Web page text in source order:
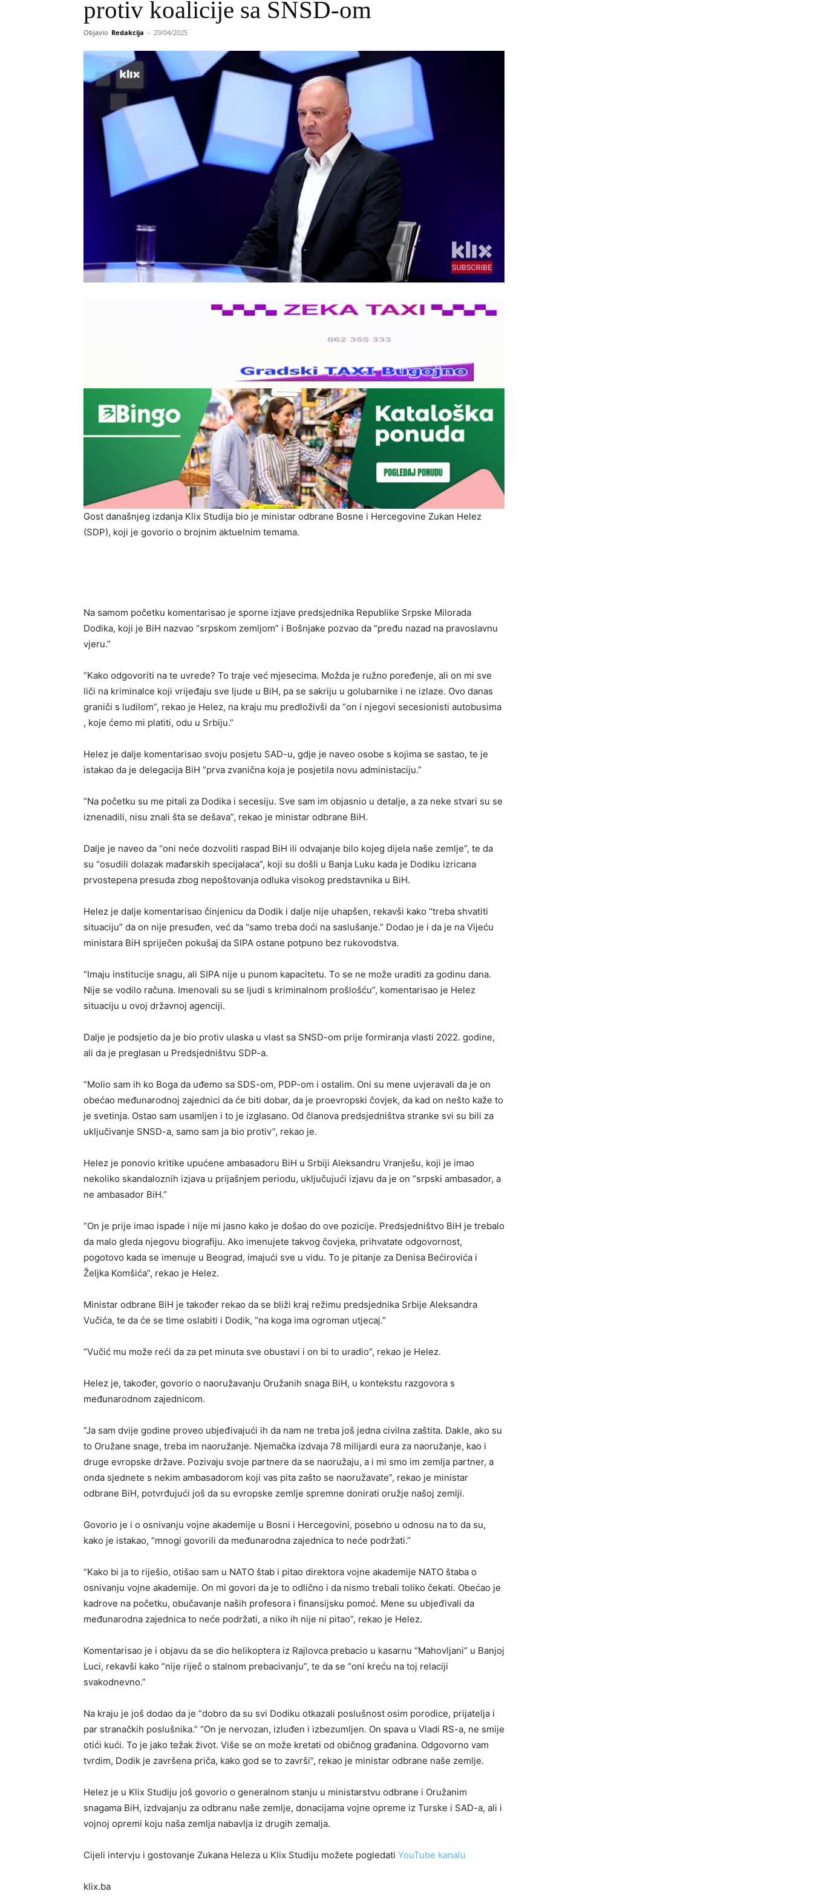
protiv koalicije sa SNSD-om
Objavio Redakcija - 29/04/2025
Gost današnjeg izdanja Klix Studija bio je ministar odbrane Bosne i Hercegovine Zukan Helez
(SDP), koji je govorio o brojnim aktuelnim temama.
Na samom početku komentarisao je sporne izjave predsjednika Republike Srpske Milorada
Dodika, koji je BiH nazvao “srpskom zemljom” i Bošnjake pozvao da “pređu nazad na pravoslavnu
vjeru.”
“Kako odgovoriti na te uvrede? To traje već mjesecima. Možda je ružno poređenje, ali on mi sve
liči na kriminalce koji vrijeđaju sve ljude u BiH, pa se sakriju u golubarnike i ne izlaze. Ovo danas
graniči s ludilom”, rekao je Helez, na kraju mu predloživši da “on i njegovi secesionisti autobusima
, koje ćemo mi platiti, odu u Srbiju.”
Helez je dalje komentarisao svoju posjetu SAD-u, gdje je naveo osobe s kojima se sastao, te je
istakao da je delegacija BiH “prva zvanična koja je posjetila novu administaciju.”
“Na početku su me pitali za Dodika i secesiju. Sve sam im objasnio u detalje, a za neke stvari su se
iznenadili, nisu znali šta se dešava”, rekao je ministar odbrane BiH.
Dalje je naveo da “oni neće dozvoliti raspad BiH ili odvajanje bilo kojeg dijela naše zemlje”, te da
su “osudili dolazak mađarskih specijalaca”, koji su došli u Banja Luku kada je Dodiku izricana
prvostepena presuda zbog nepoštovanja odluka visokog predstavnika u BiH.
Helez je dalje komentarisao činjenicu da Dodik i dalje nije uhapšen, rekavši kako “treba shvatiti
situaciju” da on nije presuđen, već da “samo treba doći na saslušanje.” Dodao je i da je na Vijeću
ministara BiH spriječen pokušaj da SIPA ostane potpuno bez rukovodstva.
“Imaju institucije snagu, ali SIPA nije u punom kapacitetu. To se ne može uraditi za godinu dana.
Nije se vodilo računa. Imenovali su se ljudi s kriminalnom prošlošću”, komentarisao je Helez
situaciju u ovoj državnoj agenciji.
Dalje je podsjetio da je bio protiv ulaska u vlast sa SNSD-om prije formiranja vlasti 2022. godine,
ali da je preglasan u Predsjedništvu SDP-a.
“Molio sam ih ko Boga da uđemo sa SDS-om, PDP-om i ostalim. Oni su mene uvjeravali da je on
obećao međunarodnoj zajednici da će biti dobar, da je proevropski čovjek, da kad on nešto kaže to
je svetinja. Ostao sam usamljen i to je izglasano. Od članova predsjedništva stranke svi su bili za
uključivanje SNSD-a, samo sam ja bio protiv”, rekao je.
Helez je ponovio kritike upućene ambasadoru BiH u Srbiji Aleksandru Vranješu, koji je imao
nekoliko skandaloznih izjava u prijašnjem periodu, uključujući izjavu da je on “srpski ambasador, a
ne ambasador BiH.”
“On je prije imao ispade i nije mi jasno kako je došao do ove pozicije. Predsjedništvo BiH je trebalo
da malo gleda njegovu biografiju. Ako imenujete takvog čovjeka, prihvatate odgovornost,
pogotovo kada se imenuje u Beograd, imajući sve u vidu. To je pitanje za Denisa Bećirovića i
Željka Komšića”, rekao je Helez.
Ministar odbrane BiH je također rekao da se bliži kraj režimu predsjednika Srbije Aleksandra
Vučića, te da će se time oslabiti i Dodik, “na koga ima ogroman utjecaj.”
“Vučić mu može reći da za pet minuta sve obustavi i on bi to uradio”, rekao je Helez.
Helez je, također, govorio o naoružavanju Oružanih snaga BiH, u kontekstu razgovora s
međunarodnom zajednicom.
“Ja sam dvije godine proveo ubjeđivajući ih da nam ne treba još jedna civilna zaštita. Dakle, ako su
to Oružane snage, treba im naoružanje. Njemačka izdvaja 78 milijardi eura za naoružanje, kao i
druge evropske države. Pozivaju svoje partnere da se naoružaju, a i mi smo im zemlja partner, a
onda sjednete s nekim ambasadorom koji vas pita zašto se naoružavate”, rekao je ministar
odbrane BiH, potvrđujući još da su evropske zemlje spremne donirati oružje našoj zemlji.
Govorio je i o osnivanju vojne akademije u Bosni i Hercegovini, posebno u odnosu na to da su,
kako je istakao, “mnogi govorili da međunarodna zajednica to neće podržati.”
“Kako bi ja to riješio, otišao sam u NATO štab i pitao direktora vojne akademije NATO štaba o
osnivanju vojne akademije. On mi govori da je to odlično i da nismo trebali toliko čekati. Obećao je
kadrove na početku, obučavanje naših profesora i finansijsku pomoć. Mene su ubjeđivali da
međunarodna zajednica to neće podržati, a niko ih nije ni pitao”, rekao je Helez.
Komentarisao je i objavu da se dio helikoptera iz Rajlovca prebacio u kasarnu “Mahovljani” u Banjoj
Luci, rekavši kako “nije riječ o stalnom prebacivanju”, te da se “oni kreću na toj relaciji
svakodnevno.”
Na kraju je još dodao da je “dobro da su svi Dodiku otkazali poslušnost osim porodice, prijatelja i
par stranačkih poslušnika.” “On je nervozan, izluđen i izbezumljen. On spava u Vladi RS-a, ne smije
otići kući. To je jako težak život. Više se on može kretati od običnog građanina. Odgovorno vam
tvrdim, Dodik je završena priča, kako god se to završi”, rekao je ministar odbrane naše zemlje.
Helez je u Klix Studiju još govorio o generalnom stanju u ministarstvu odbrane i Oružanim
snagama BiH, izdvajanju za odbranu naše zemlje, donacijama vojne opreme iz Turske i SAD-a, ali i
vojnoj opremi koju naša zemlja nabavlja iz drugih zemalja.
Cijeli intervju i gostovanje Zukana Heleza u Klix Studiju možete pogledati YouTube kanalu
klix.ba